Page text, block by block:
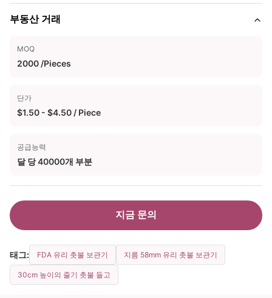
부동산 거래
MOQ
2000 /Pieces
단가
$1.50 - $4.50 / Piece
공급능력
달 당 40000개 부분
지금 문의
태그: FDA 유리 촛불 보관기 지름 58mm 유리 촛불 보관기
30cm 높이의 줄기 촛불 들고